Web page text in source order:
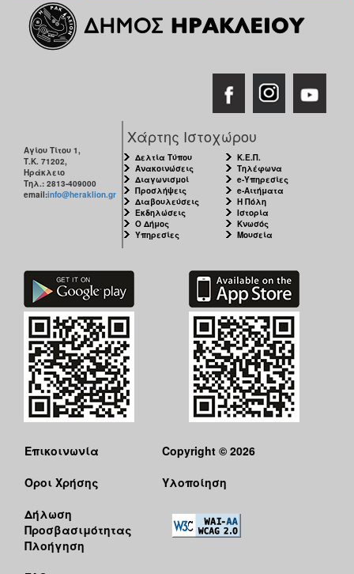
Αγίου Τίτου 1,
Τ.Κ. 71202,
Ηράκλειο
Τηλ.: 2813-409000
email:info@heraklion.gr
Χάρτης Ιστοχώρου
Δελτία Τύπου
Ανακοινώσεις
Διαγωνισμοί
Προσλήψεις
Διαβουλεύσεις
Εκδηλώσεις
Ο Δήμος
Υπηρεσίες
Κ.Ε.Π.
Τηλέφωνα
e-Υπηρεσίες
e-Αιτήματα
Η Πόλη
Ιστορία
Κνωσός
Μουσεία
Επικοινωνία
Όροι Χρήσης
Δήλωση
Προσβασιμότητας
Πλοήγηση
Copyright © 2026
Υλοποίηση